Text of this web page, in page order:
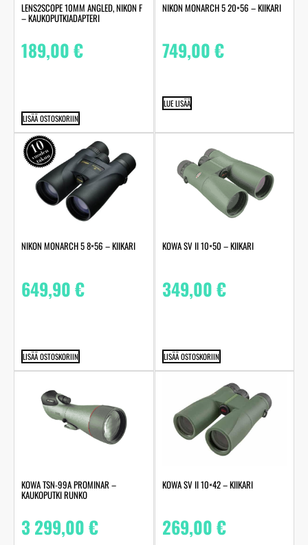
LENS2SCOPE 10MM ANGLED, NIKON F
– KAUKOPUTKIADAPTERI
189,00€
LISÄÄ OSTOSKORIIN
NIKON MONARCH 5 20×56 – KIIKARI
749,00€
LUE LISÄÄ
NIKON MONARCH 5 8×56 – KIIKARI
649,90€
LISÄÄ OSTOSKORIIN
KOWA SV II 10×50 – KIIKARI
349,00€
LISÄÄ OSTOSKORIIN
KOWA TSN-99A PROMINAR –
KAUKOPUTKI RUNKO
3 299,00€
KOWA SV II 10×42 – KIIKARI
269,00€